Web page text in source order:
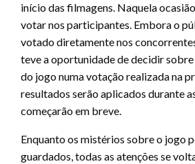
início das filmagens. Naquela
votar nos participantes. Embora o
votado diretamente nos
teve a oportunidade de decidir
do jogo numa votação realizada na
resultados serão aplicados durante
começarão em breve.
Enquanto os mistérios sobre o jogo
guardados, todas as atenções se